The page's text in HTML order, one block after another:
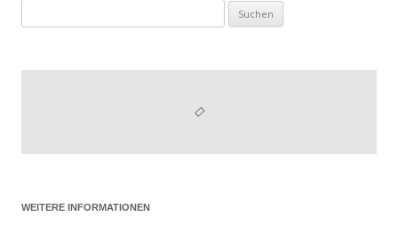
nach:
WEITERE INFORMATIONEN